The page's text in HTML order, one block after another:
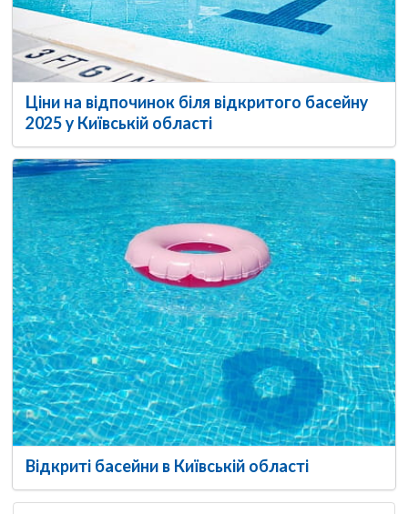
Ціни на відпочинок біля відкритого басейну
2025 у Київській області
Відкриті басейни в Київській області